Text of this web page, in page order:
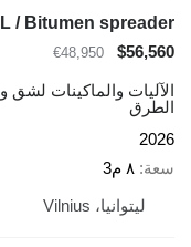
$56,560
€48,950
الآليات والماكينات
الطرق
2026
سعة ٨ م3
ليتوانيا، Vilnius